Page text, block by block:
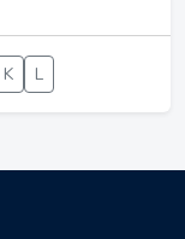
K L